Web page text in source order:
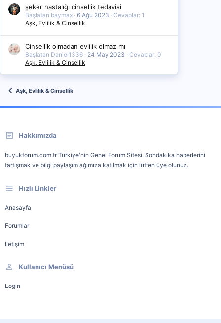
şeker hastalığı cinsellik tedavisi
Başlatan baymax 6 Ağu 2023
Cevaplar: 1
Aşk, Evlilik & Cinsellik
Cinsellik olmadan evlilik olmaz mı
Başlatan Daniel1336 24 May 2023
Cevaplar: 0
Aşk, Evlilik & Cinsellik
Aşk, Evlilik & Cinsellik
Hakkımızda
buyukforum.com.tr Türkiye'nin Genel Forum Sitesi. Sondakika haberlerini
tartışmak ve bilgi paylaşım ağımıza katılmak için lütfen üye olunuz.
Hızlı Linkler
Anasayfa
Forumlar
İletişim
Kullanıcı Menüsü
Login